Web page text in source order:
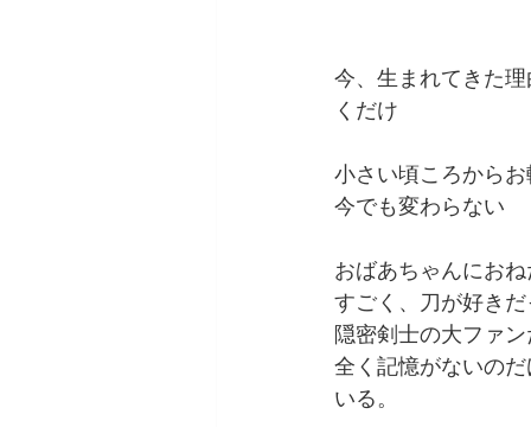
今、生まれてきた
くだけ
小さい頃ころから
今でも変わらない
おばあちゃんにお
すごく、刀が好き
隠密剣士の大ファ
全く記憶がないの
いる。